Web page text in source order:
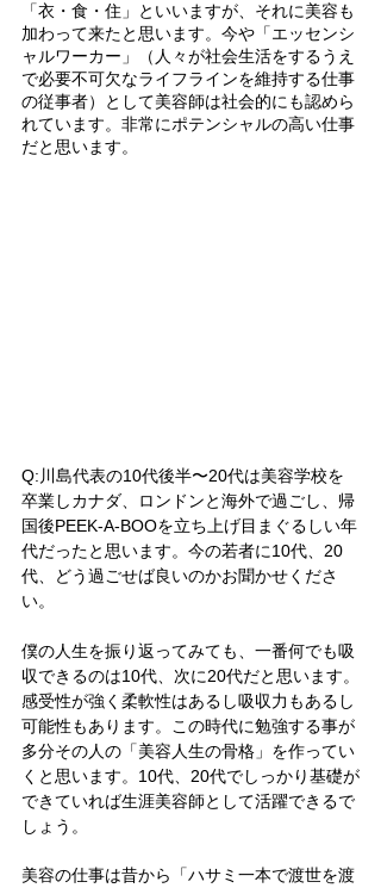
「衣・食・住」といいますが、それに美容も
加わって来たと思います。今や「エッセンシ
ャルワーカー」（人々が社会生活をするうえ
で必要不可欠なライフラインを維持する仕事
の従事者）として美容師は社会的にも認めら
れています。非常にポテンシャルの高い仕事
だと思います。
Q:川島代表の10代後半〜20代は美容学校を
卒業しカナダ、ロンドンと海外で過ごし、帰
国後PEEK-A-BOOを立ち上げ目まぐるしい年
代だったと思います。今の若者に10代、20
代、どう過ごせば良いのかお聞かせくださ
い。
僕の人生を振り返ってみても、一番何でも吸
収できるのは10代、次に20代だと思います。
感受性が強く柔軟性はあるし吸収力もあるし
可能性もあります。この時代に勉強する事が
多分その人の「美容人生の骨格」を作ってい
くと思います。10代、20代でしっかり基礎が
できていれば生涯美容師として活躍できるで
しょう。
美容の仕事は昔から「ハサミ一本で渡世を渡